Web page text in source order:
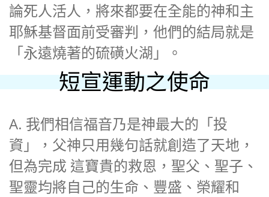
論死人活人，將來都要在全能的神和主
耶穌基督面前受審判，他們的結局就是
「永遠燒著的硫磺火湖」。
短宣運動之使命
A. 我們相信福音乃是神最大的「投
資」，父神只用幾句話就創造了天地，
但為完成 這寶貴的救恩，聖父、聖子、
聖靈均將自己的生命、豐盛、榮耀和